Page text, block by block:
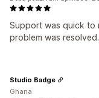
Support was quick to
problem was
Studio Badge
Ghana